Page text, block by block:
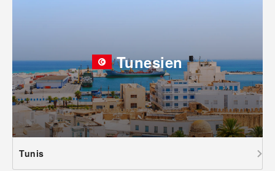
Tunesien
Tunis